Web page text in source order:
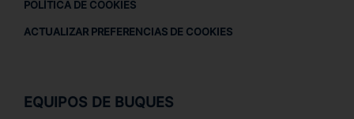
POLÍTICA DE COOKIES
ACTUALIZAR PREFERENCIAS DE COOKIES
EQUIPOS DE BUQUES